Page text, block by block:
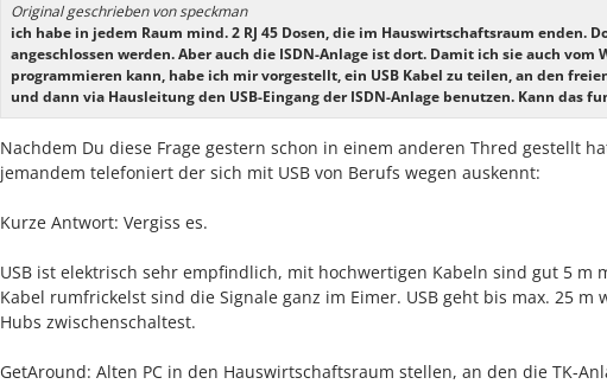
Original geschrieben von speckman
ich habe in jedem Raum mind. 2 RJ 45 Dosen, die im Hauswirtschaftsraum enden.
angeschlossen werden. Aber auch die ISDN-Anlage ist dort. Damit ich sie auch vom
programmieren kann, habe ich mir vorgestellt, ein USB Kabel zu teilen, an den
und dann via Hausleitung den USB-Eingang der ISDN-Anlage benutzen. Kann das
Nachdem Du diese Frage gestern schon in einem anderen Thred gestellt
jemandem telefoniert der sich mit USB von Berufs wegen auskennt:
Kurze Antwort: Vergiss es.
USB ist elektrisch sehr empfindlich, mit hochwertigen Kabeln sind gut 5 m
Kabel rumfrickelst sind die Signale ganz im Eimer. USB geht bis max. 25 m
Hubs zwischenschaltest.
GetAround: Alten PC in den Hauswirtschaftsraum stellen, an den die TK-